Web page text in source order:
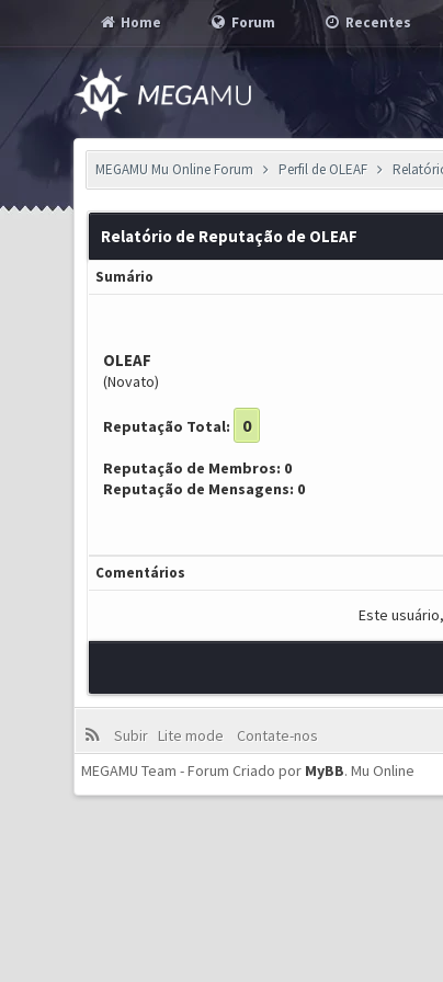
Home Forum Recentes
MEGAMU Mu Online Forum Perfil de OLEAF
Relatório de Reputação de OLEAF
Sumário
OLEAF
(Novato)
Reputação Total: 0
Reputação de Membros: 0
Reputação de Mensagens: 0
Comentários
Este
Subir Lite mode
Contate-nos
MEGAMU Team - Forum Criado por MyBB.Mu Online